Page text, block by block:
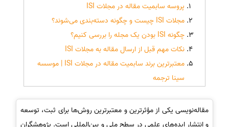
پروسه سابمیت مقاله در مجلات ISI
مجلات ISI چیست و چگونه دسته‌بندی می‌شوند؟
چگونه ISI بودن یک مجله را بررسی کنیم؟
نکات مهم قبل از ارسال مقاله به مجلات ISI
معتبرترین برند سابمیت مقاله در مجلات ISI | موسسه
سینا ترجمه
مقاله‌نویسی یکی از مؤثرترین و معتبرترین روش‌ها برای ثبت، توسعه